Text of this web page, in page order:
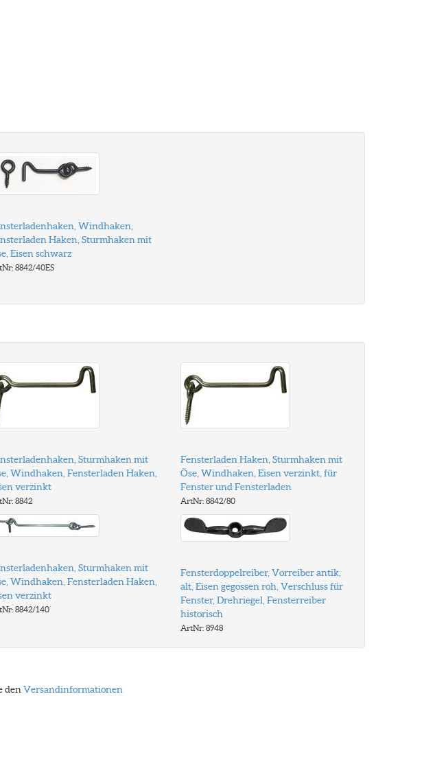
Windhaken,
Haken, Sturmhaken mit
Eisen schwarz
8842/40ES
Sturmhaken mit
Windhaken, Fensterladen Haken,
verzinkt
8842
Fensterladen Haken, Sturmhaken mit
Öse, Windhaken, Eisen verzinkt, für
Fenster und Fensterladen
ArtNr: 8842/80
Sturmhaken mit
Windhaken, Fensterladen Haken,
verzinkt
8842/140
Fensterdoppelreiber, Vorreiber antik,
alt, Eisen gegossen roh, Verschluss für
Fenster, Drehriegel, Fensterreiber
historisch
ArtNr: 8948
den Versandinformationen